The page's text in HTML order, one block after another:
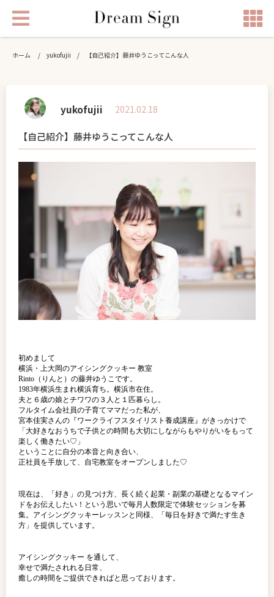
ホーム / yukofujii / 【自己紹介】藤井ゆうこってこんな人
yukofujii 2021.02.18
【自己紹介】藤井ゆうこってこんな人
初めまして
横浜・上大岡のアイシングクッキー 教室
Rinto（りんと）の藤井ゆうこです。
1983年横浜生まれ横浜育ち。横浜市在住。
夫と６歳の娘とチワワの３人と１匹暮らし。
フルタイム会社員の子育てママだった私が、
宮本佳実さんの『ワークライフスタイリスト養成講座』がきっかけで
「大好きなおうちで子供との時間も大切にしながらもやりがいをもって
楽しく働きたい♡」
ということに自分の本音と向き合い、
正社員を手放して、自宅教室をオープンしました♡
現在は、「好き」の見つけ方、長く続く起業・副業の基礎となるマイン
ドをお伝えしたい！という思いで毎月人数限定で体験セッションを募
集。アイシングクッキーレッスンと同様、「毎日を好きで満たす生き
方」を提供しています。
アイシングクッキー を通して、
幸せで満たされれる日常、
癒しの時間をご提供できればと思っております。